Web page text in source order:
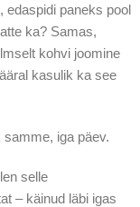
edaspidi paneks pool
ka? Samas,
kohvi joomine
kasulik ka see
iga päev.
selle
– käinud läbi igas